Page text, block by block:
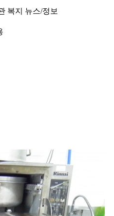
복지 뉴스/정보